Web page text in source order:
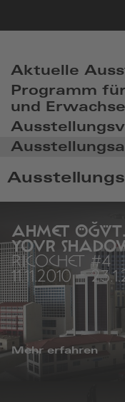
AHMET
YOUR
RICOCHET #4
11.11.2010-
Mehr erfahren
Aktuelle
Programm
und